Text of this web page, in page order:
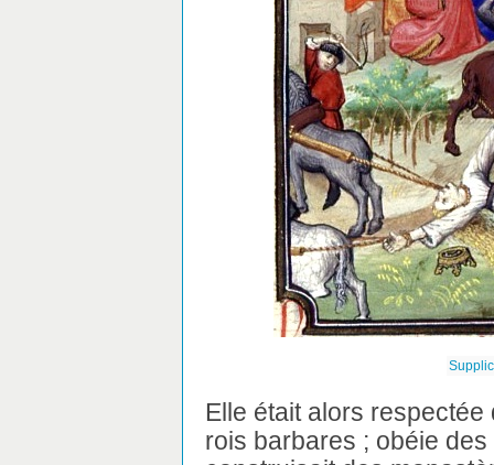
Elle était alors
rois barbares ; obéie